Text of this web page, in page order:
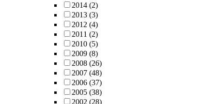
2014 (2)
2013 (3)
2012 (4)
2011 (2)
2010 (5)
2009 (8)
2008 (26)
2007 (48)
2006 (37)
2005 (38)
2002 (28)